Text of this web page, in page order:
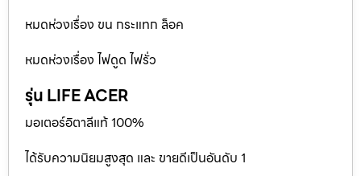
หมดห่วงเรื่อง ขน กระแทก ล็อค
หมดห่วงเรื่อง ไฟดูด ไฟรั่ว
รุ่น LIFE ACER
มอเตอร์อิตาลีแท้ 100%
ได้รับความนิยมสูงสุด และ ขายดีเป็นอันดับ 1